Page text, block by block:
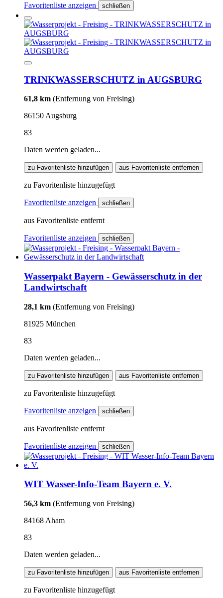
Favoritenliste anzeigen schließen
TRINKWASSERSCHUTZ in AUGSBURG
61,8 km (Entfernung von Freising)
86150 Augsburg
83
Daten werden geladen...
zu Favoritenliste hinzufügen aus Favoritenliste entfernen
zu Favoritenliste hinzugefügt
Favoritenliste anzeigen schließen
aus Favoritenliste entfernt
Favoritenliste anzeigen schließen
Wasserpakt Bayern - Gewässerschutz in der
Landwirtschaft
28,1 km (Entfernung von Freising)
81925 München
83
Daten werden geladen...
zu Favoritenliste hinzufügen aus Favoritenliste entfernen
zu Favoritenliste hinzugefügt
Favoritenliste anzeigen schließen
aus Favoritenliste entfernt
Favoritenliste anzeigen schließen
WIT Wasser-Info-Team Bayern e. V.
56,3 km (Entfernung von Freising)
84168 Aham
83
Daten werden geladen...
zu Favoritenliste hinzufügen aus Favoritenliste entfernen
zu Favoritenliste hinzugefügt